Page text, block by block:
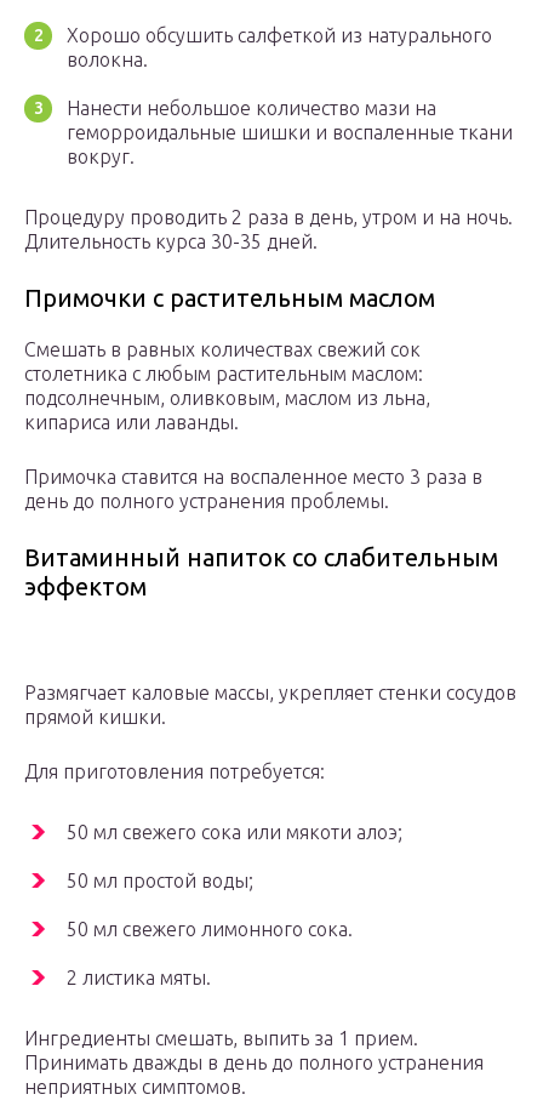
Хорошо обсушить салфеткой из натурального
волокна.
Нанести небольшое количество мази на
геморроидальные шишки и воспаленные ткани
вокруг.
Процедуру проводить 2 раза в день, утром и на ночь.
Длительность курса 30-35 дней.
Примочки с растительным маслом
Смешать в равных количествах свежий сок
столетника с любым растительным маслом:
подсолнечным, оливковым, маслом из льна,
кипариса или лаванды.
Примочка ставится на воспаленное место 3 раза в
день до полного устранения проблемы.
Витаминный напиток со слабительным
эффектом
Размягчает каловые массы, укрепляет стенки сосудов
прямой кишки.
Для приготовления потребуется:
50 мл свежего сока или мякоти алоэ;
50 мл простой воды;
50 мл свежего лимонного сока.
2 листика мяты.
Ингредиенты смешать, выпить за 1 прием.
Принимать дважды в день до полного устранения
неприятных симптомов.